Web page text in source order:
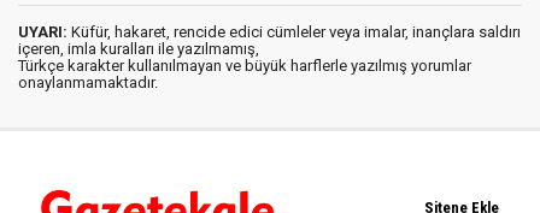
UYARI: Küfür, hakaret, rencide edici cümleler veya imalar, inançlara saldırı
içeren, imla kuralları ile yazılmamış,
Türkçe karakter kullanılmayan ve büyük harflerle yazılmış yorumlar
onaylanmamaktadır.